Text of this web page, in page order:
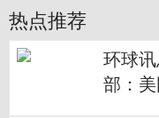
热点推荐
环球
部：